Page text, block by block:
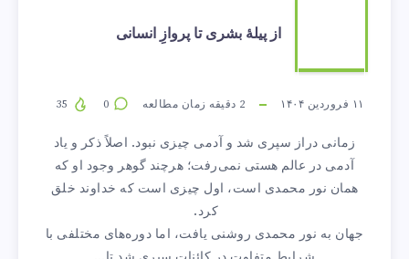
از
پیلهٔ
بشری
تا
پروازِ
از پیلهٔ بشری تا پروازِ انسانی
۱۱ فروردین ۱۴۰۴ 2 دقیقه زمان مطالعه 0
زمانی دراز سپری شد و آدمی چیزی نبود. اصلاً ذکر و یاد
آدمی در عالم هستی نمی‌رفت؛ هرچند گوهر وجود او که
همان نور محمدی است، اول چیزی است که خداوند خلق
کرد.
جهان به نور محمدی روشنی یافت، اما دوره‌های مختلفی با